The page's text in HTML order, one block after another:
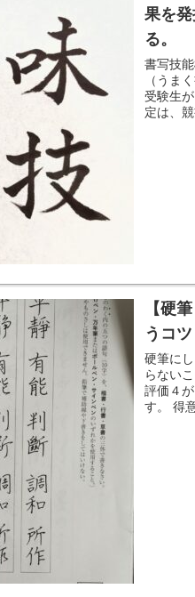
果を
る。
書写技
（うま
受験生
定は、
【硬
うコツ
硬筆に
らない
評価４
す。 得